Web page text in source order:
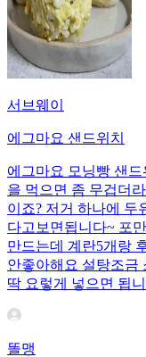
서브웨이
에그마요 샌드위치
에그마요 모닝빵 샌
을 먹으면 좀 무겁더
이죠? 저거 하나에 두
다고보면됩니다~ 포
만드는데 계란5개랑
안좋아해요 설탕조금
딱 요렇게 넣으면 됩
똘맹